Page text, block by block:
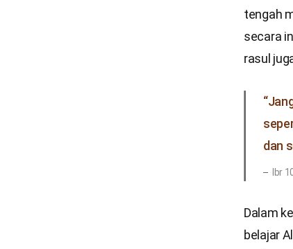
tengah
secara
rasul
dan
Ibr
Dalam
belajar